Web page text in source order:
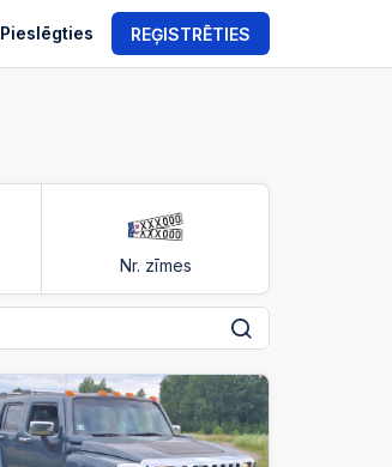
Pieslēgties REĢISTRĒTIES
Nr. zīmes